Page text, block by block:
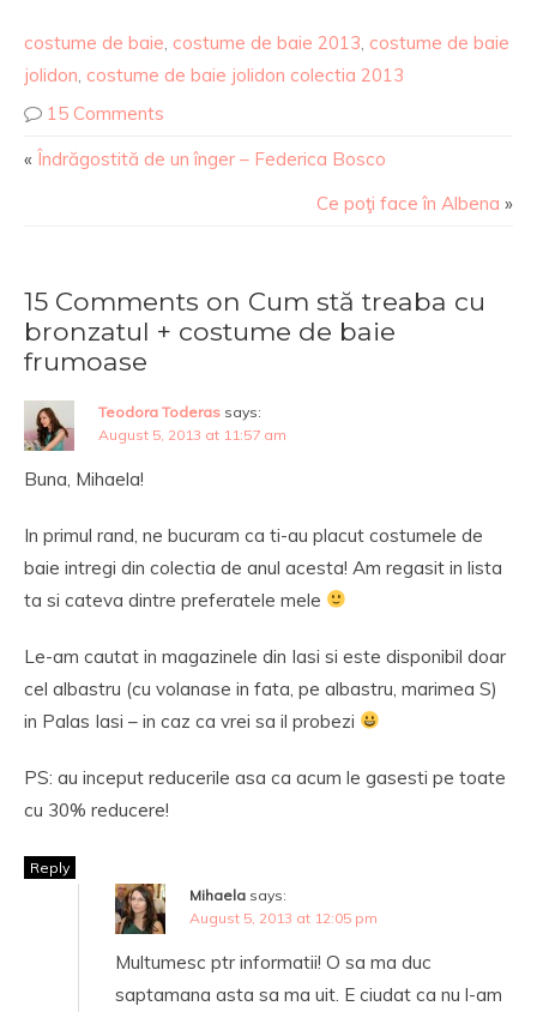
costume de baie costume de baie 2013 costume de baie
jolidon costume de baie jolidon colectia 2013
15 Comments
« Îndrăgostită de un înger – Federica Bosco
Ce poţi face în Albena »
15 Comments on Cum stă treaba cu
bronzatul + costume de baie
frumoase
Teodora Toderas says:
August 5, 2013 at 11:57 am
Buna, Mihaela!
In primul rand, ne bucuram ca ti-au placut costumele de
baie intregi din colectia de anul acesta! Am regasit in lista
ta si cateva dintre preferatele mele
Le-am cautat in magazinele din Iasi si este disponibil doar
cel albastru (cu volanase in fata, pe albastru, marimea S)
in Palas Iasi – in caz ca vrei sa il probezi
PS: au inceput reducerile asa ca acum le gasesti pe toate
cu 30% reducere!
Reply
Mihaela says:
August 5, 2013 at 12:05 pm
Multumesc ptr informatii! O sa ma duc
saptamana asta sa ma uit. E ciudat ca nu l-am